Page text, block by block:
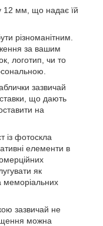
12 мм, що надає їй
різноманітним.
за вашим
логотип, чи то
зазвичай
що дають
на
із фотоскла
елементи в
як
меморіальних
зазвичай не
можна